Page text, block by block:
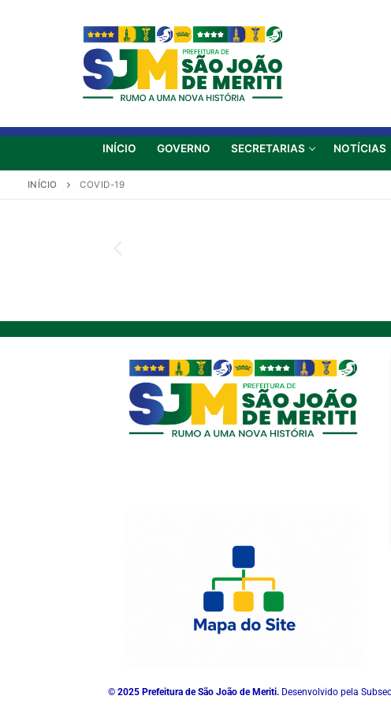
INÍCIO GOVERNO SECRETARIAS NOTÍCIAS
INÍCIO COVID-19
© 2025 Prefeitura de São João de Meriti. Desenvolvido pela